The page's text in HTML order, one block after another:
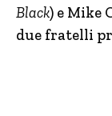
Black) e Mike
due fratelli